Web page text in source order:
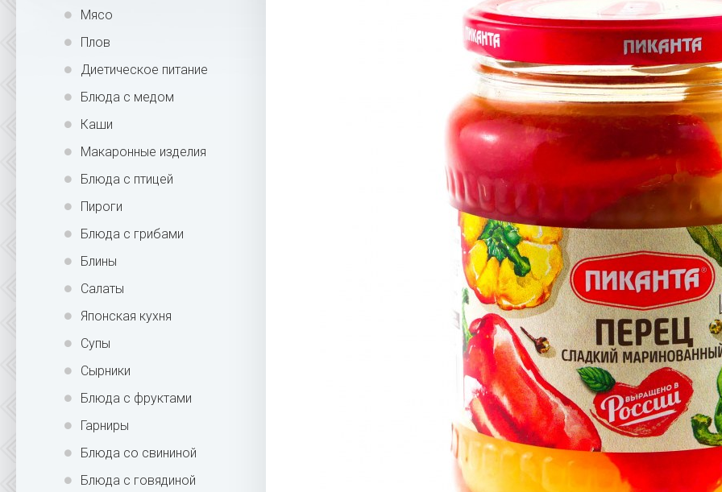
Мясо
Плов
Диетическое питание
Блюда с медом
Каши
Макаронные изделия
Блюда с птицей
Пироги
Блюда с грибами
Блины
Салаты
Японская кухня
Супы
Сырники
Блюда с фруктами
Гарниры
Блюда со свининой
Блюда с говядиной